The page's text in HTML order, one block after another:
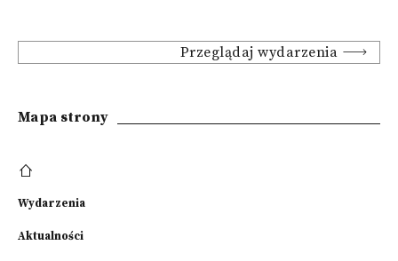
Przeglądaj wydarzenia
Mapa strony
Wydarzenia
Aktualności